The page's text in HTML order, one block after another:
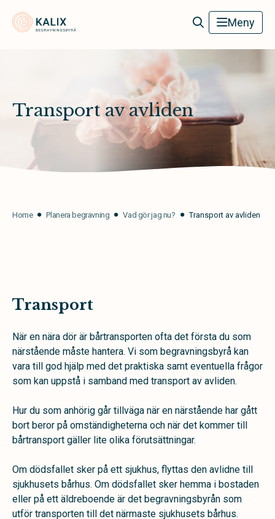
Meny
Transport av avliden
Home Planera begravning Vad gör jag nu? Transport av avliden
Transport
När en nära dör är bårtransporten ofta det första du som
närstående måste hantera. Vi som begravningsbyrå kan
vara till god hjälp med det praktiska samt eventuella frågor
som kan uppstå i samband med transport av avliden.
Hur du som anhörig går tillväga när en närstående har gått
bort beror på omständigheterna och när det kommer till
bårtransport gäller lite olika förutsättningar.
Om dödsfallet sker på ett sjukhus, flyttas den avlidne till
sjukhusets bårhus. Om dödsfallet sker hemma i bostaden
eller på ett äldreboende är det begravningsbyrån som
utför transporten till det närmaste sjukhusets bårhus.